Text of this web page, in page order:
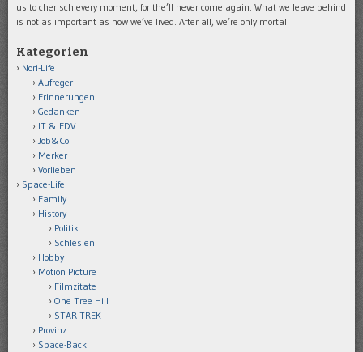
us to cherisch every moment, for the’ll never come again. What we leave behind
is not as important as how we’ve lived. After all, we’re only mortal!
Kategorien
Nori-Life
Aufreger
Erinnerungen
Gedanken
IT & EDV
Job&Co
Merker
Vorlieben
Space-Life
Family
History
Politik
Schlesien
Hobby
Motion Picture
Filmzitate
One Tree Hill
STAR TREK
Provinz
Space-Back